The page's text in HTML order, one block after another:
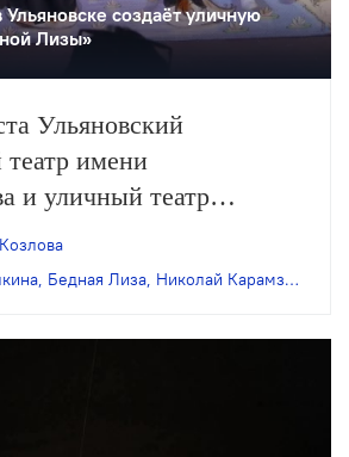
создаëт уличную
Лизы»
Ульяновский
имени
и уличный театр
куклы господина
Петербурга покажут
по одноимённой
Постановка
Бедная Лиза Николай Карамзин